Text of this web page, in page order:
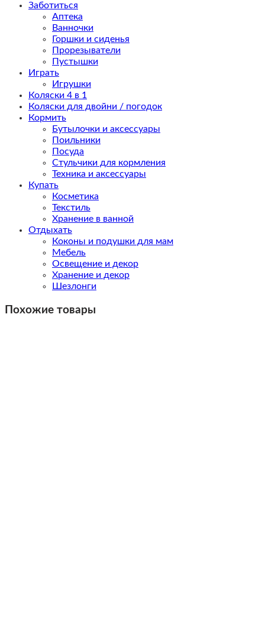
Заботиться
Аптека
Ванночки
Горшки и сиденья
Прорезыватели
Пустышки
Играть
Игрушки
Коляски 4 в 1
Коляски для двойни / погодок
Кормить
Бутылочки и аксессуары
Поильники
Посуда
Стульчики для кормления
Техника и аксессуары
Купать
Косметика
Текстиль
Хранение в ванной
Отдыхать
Коконы и подушки для мам
Мебель
Освещение и декор
Хранение и декор
Шезлонги
Похожие товары